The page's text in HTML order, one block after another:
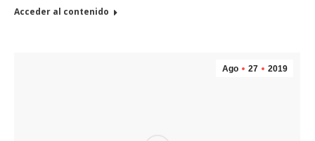
Acceder al contenido
Ago 27 2019